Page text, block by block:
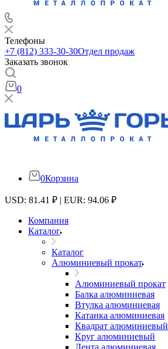
Телефоны
+7 (812) 333-30-30Отдел продаж
Заказать звонок
0
0Корзина
USD: 81.41 ₽ | EUR: 94.06 ₽
Компания
Каталог
Каталог
Алюминиевый прокат
Алюминиевый прокат
Балка алюминиевая
Втулка алюминиевая
Катанка алюминиевая
Квадрат алюминиевый
Круг алюминиевый
Лента алюминиевая